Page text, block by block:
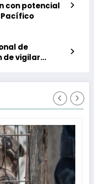
con potencial
Pacífico
de
de vigilar